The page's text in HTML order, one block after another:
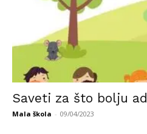
Saveti za što bolju
Mala škola - 09/04/2023